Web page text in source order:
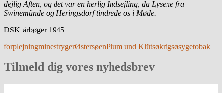
dejlig Aften, og det var en herlig Indsejling, da Lysene fra
Swinemünde og Heringsdorf tindrede os i Møde.
DSK-årbøger 1945
forplejningminestrygerØstersøenPlum und Klütsøkrigsøsygetobak
Tilmeld dig vores nyhedsbrev